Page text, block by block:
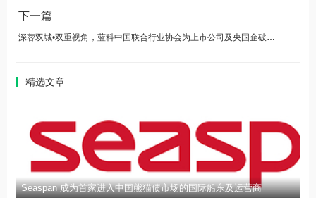
下一篇
精选文章
Seaspan 成为首家进入中国熊猫债市场的国际船东及运营商